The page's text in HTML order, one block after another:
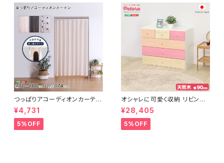
つっぱりアコーディオンカーテ
ン 100×174cm SH-16-TA
DC
¥4,731
5%OFF
オシャレに可愛く収納 リビング
用ローチェスト 4段 幅90cm
天然木（桐）日本製｜petora-
ペトラ- SH-08-PTR90
¥28,405
5%OFF